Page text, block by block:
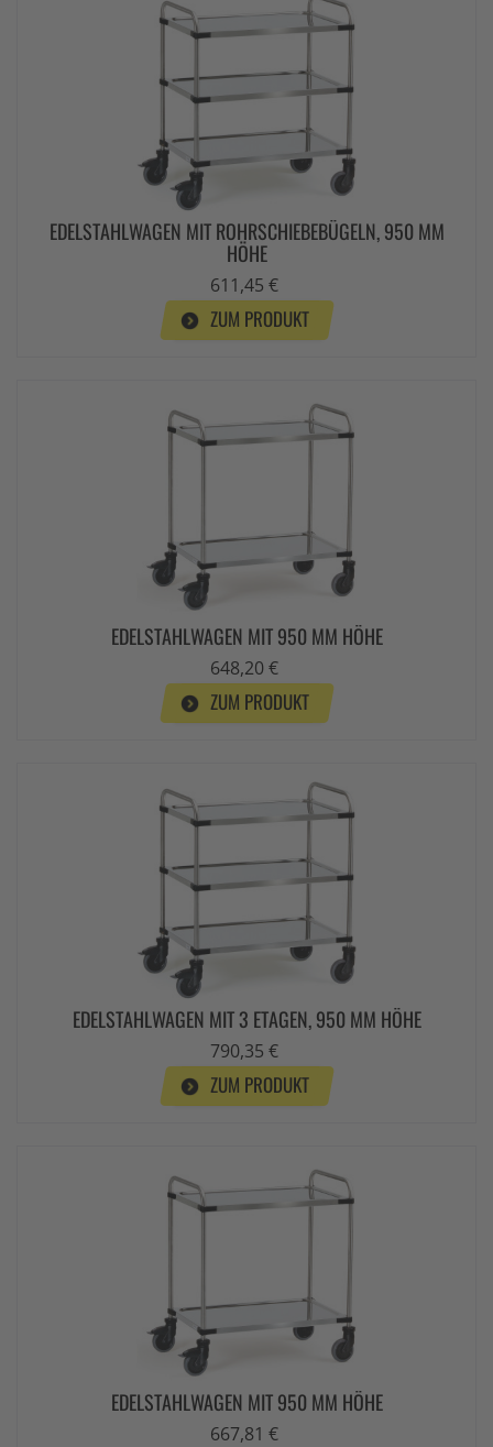
EDELSTAHLWAGEN MIT ROHRSCHIEBEBÜGELN, 950 MM
HÖHE
611,45 €
ZUM PRODUKT
EDELSTAHLWAGEN MIT 950 MM HÖHE
648,20 €
ZUM PRODUKT
EDELSTAHLWAGEN MIT 3 ETAGEN, 950 MM HÖHE
790,35 €
ZUM PRODUKT
EDELSTAHLWAGEN MIT 950 MM HÖHE
667,81 €